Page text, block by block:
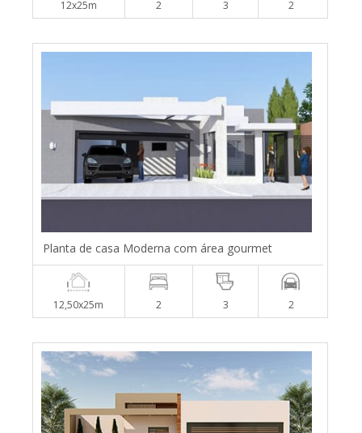
12x25m 2 3 2
Planta de casa Moderna com área gourmet
12,50x25m 2 3 2